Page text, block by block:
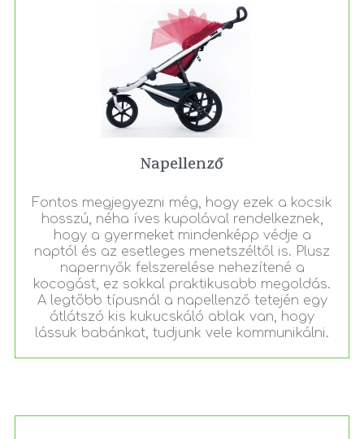
Napellenző
Fontos megjegyezni még, hogy ezek a kocsik
hosszú, néha íves kupolával rendelkeznek,
hogy a gyermeket mindenképp védje a
naptól és az esetleges menetszéltől is. Plusz
napernyők felszerelése nehezítené a
kocogást, ez sokkal praktikusabb megoldás.
A legtöbb típusnál a napellenző tetején egy
átlátszó kis kukucskáló ablak van, hogy
lássuk babánkat, tudjunk vele kommunikálni.